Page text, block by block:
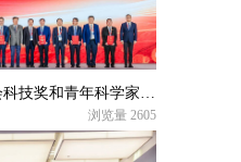
2025年中国抗癌协会科技奖和青年科学家奖颁奖仪式在昆明隆重举行
浏览量 2605